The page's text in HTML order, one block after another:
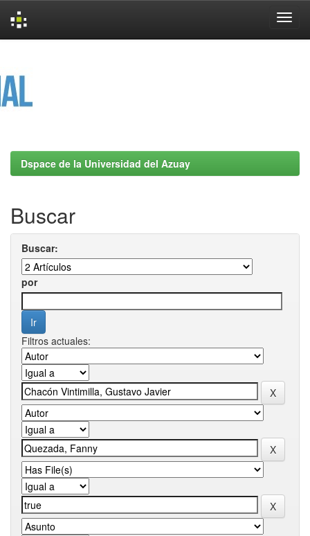
Dspace de la Universidad del Azuay
Buscar
Buscar:
por
Filtros actuales: